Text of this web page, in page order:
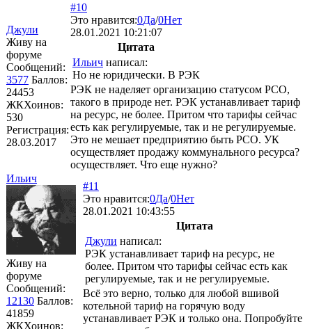
Джули
Живу на
форуме
Сообщений:
3577 Баллов:
24453
ЖКХоинов:
530
Регистрация:
28.03.2017
#10
Это нравится:0Да/0Нет
28.01.2021 10:21:07
Цитата
Ильич написал:
Но не юридически. В РЭК
РЭК не наделяет организацию статусом РСО,
такого в природе нет. РЭК устанавливает тариф
на ресурс, не более. Притом что тарифы сейчас
есть как регулируемые, так и не регулируемые.
Это не мешает предприятию быть РСО. УК
осуществляет продажу коммунального ресурса?
осуществляет. Что еще нужно?
Ильич
Живу на
форуме
Сообщений:
12130 Баллов:
41859
ЖКХоинов:
#11
Это нравится:0Да/0Нет
28.01.2021 10:43:55
Цитата
Джули написал:
РЭК устанавливает тариф на ресурс, не
более. Притом что тарифы сейчас есть как
регулируемые, так и не регулируемые.
Всё это верно, только для любой вшивой
котельной тариф на горячую воду
устанавливает РЭК и только она. Попробуйте